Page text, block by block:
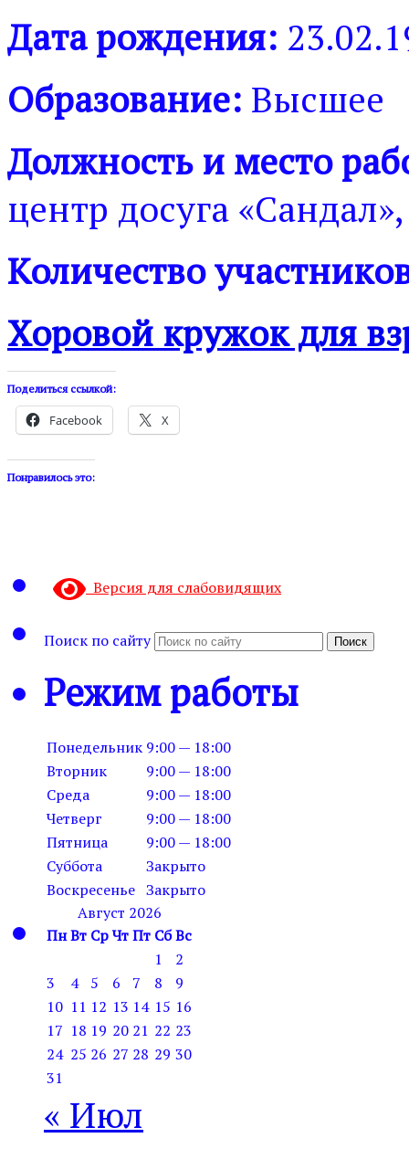
Дата рождения:
Образование: Высшее
Должность и место
центр досуга
Количество
Хоровой кружок для
Поделиться ссылкой:
Facebook X
Понравилось это:
Версия для слабовидящих
Поиск по сайту Поиск
Режим работы
Понедельник 9:00 — 18:00
Вторник
9:00 — 18:00
Среда
9:00 — 18:00
Четверг
9:00 — 18:00
Пятница
9:00 — 18:00
Суббота
Закрыто
Воскресенье Закрыто
Август 2026
ПнВт СрЧтПт СбВс
1
2
3
4 5 6 7 8
9
10 11 12 13 14 15 16
17 18 19 20 21 22 23
24 25 26 27 28 29 30
31
« Июл